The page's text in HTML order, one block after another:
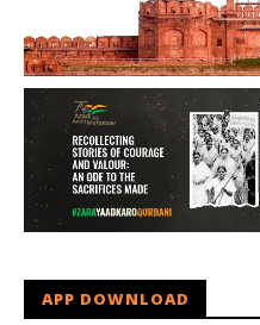
APP DOWNLOAD